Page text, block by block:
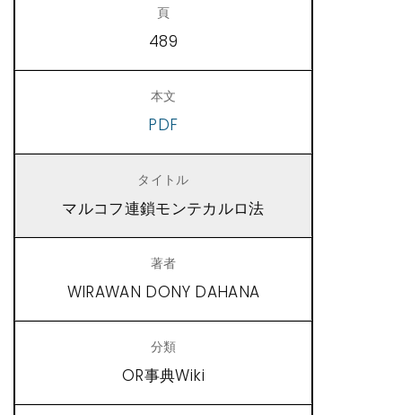
489
PDF
マルコフ連鎖モンテカルロ法
WIRAWAN DONY DAHANA
OR事典Wiki